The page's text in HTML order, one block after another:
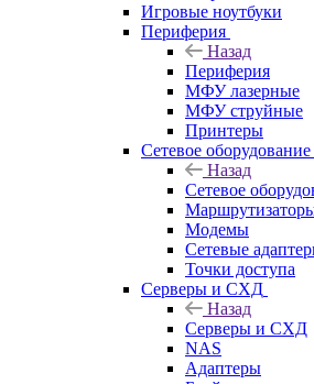
Игровые ноутбуки
Периферия
Назад
Периферия
МФУ лазерные
МФУ струйные
Принтеры
Сетевое оборудование
Назад
Сетевое
Модемы
Сетевые
Точки доступа
Серверы и СХД
Назад
Серверы и СХД
NAS
Адаптеры